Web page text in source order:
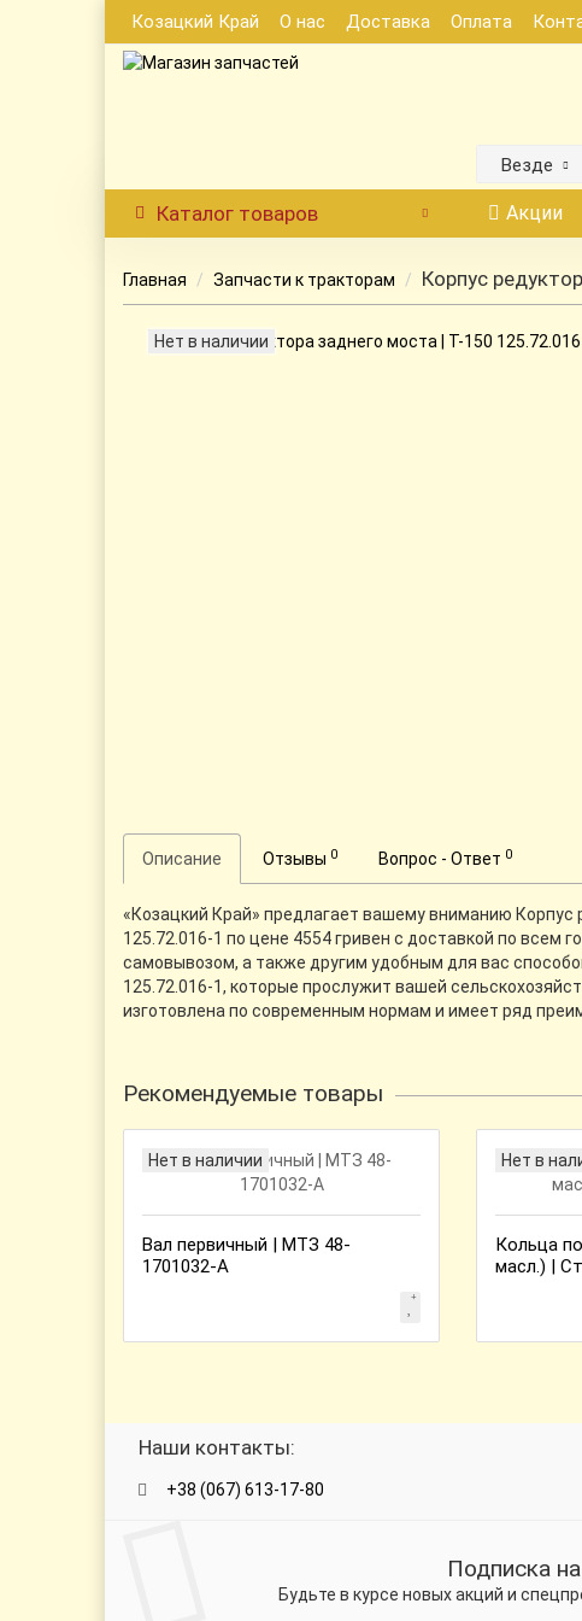
Козацкий Край О нас Доставка Оплата
Везде
Каталог товаров Акции
Главная Запчасти к тракторам Корпус
Нет в наличии
Описание Отзывы 0 Вопрос - Ответ 0
«Козацкий Край» предлагает вашему вниманию Корпус
125.72.016-1 по цене 4554 гривен с доставкой по
самовывозом, а также другим удобным для вас
125.72.016-1, которые прослужит вашей
изготовлена по современным нормам и имеет ряд
Рекомендуемые товары
Нет в наличии
Вал первичный | МТЗ 48-
1701032-А
Нет в
Кольца
масл.) |
Наши контакты:
+38 (067) 613-17-80
Подписка
Будьте в курсе новых акций и